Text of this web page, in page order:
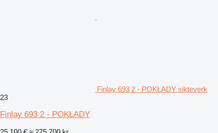
Finlay 693 2 - POKŁADY sikteverk
23
Finlay 693 2 - POKŁADY